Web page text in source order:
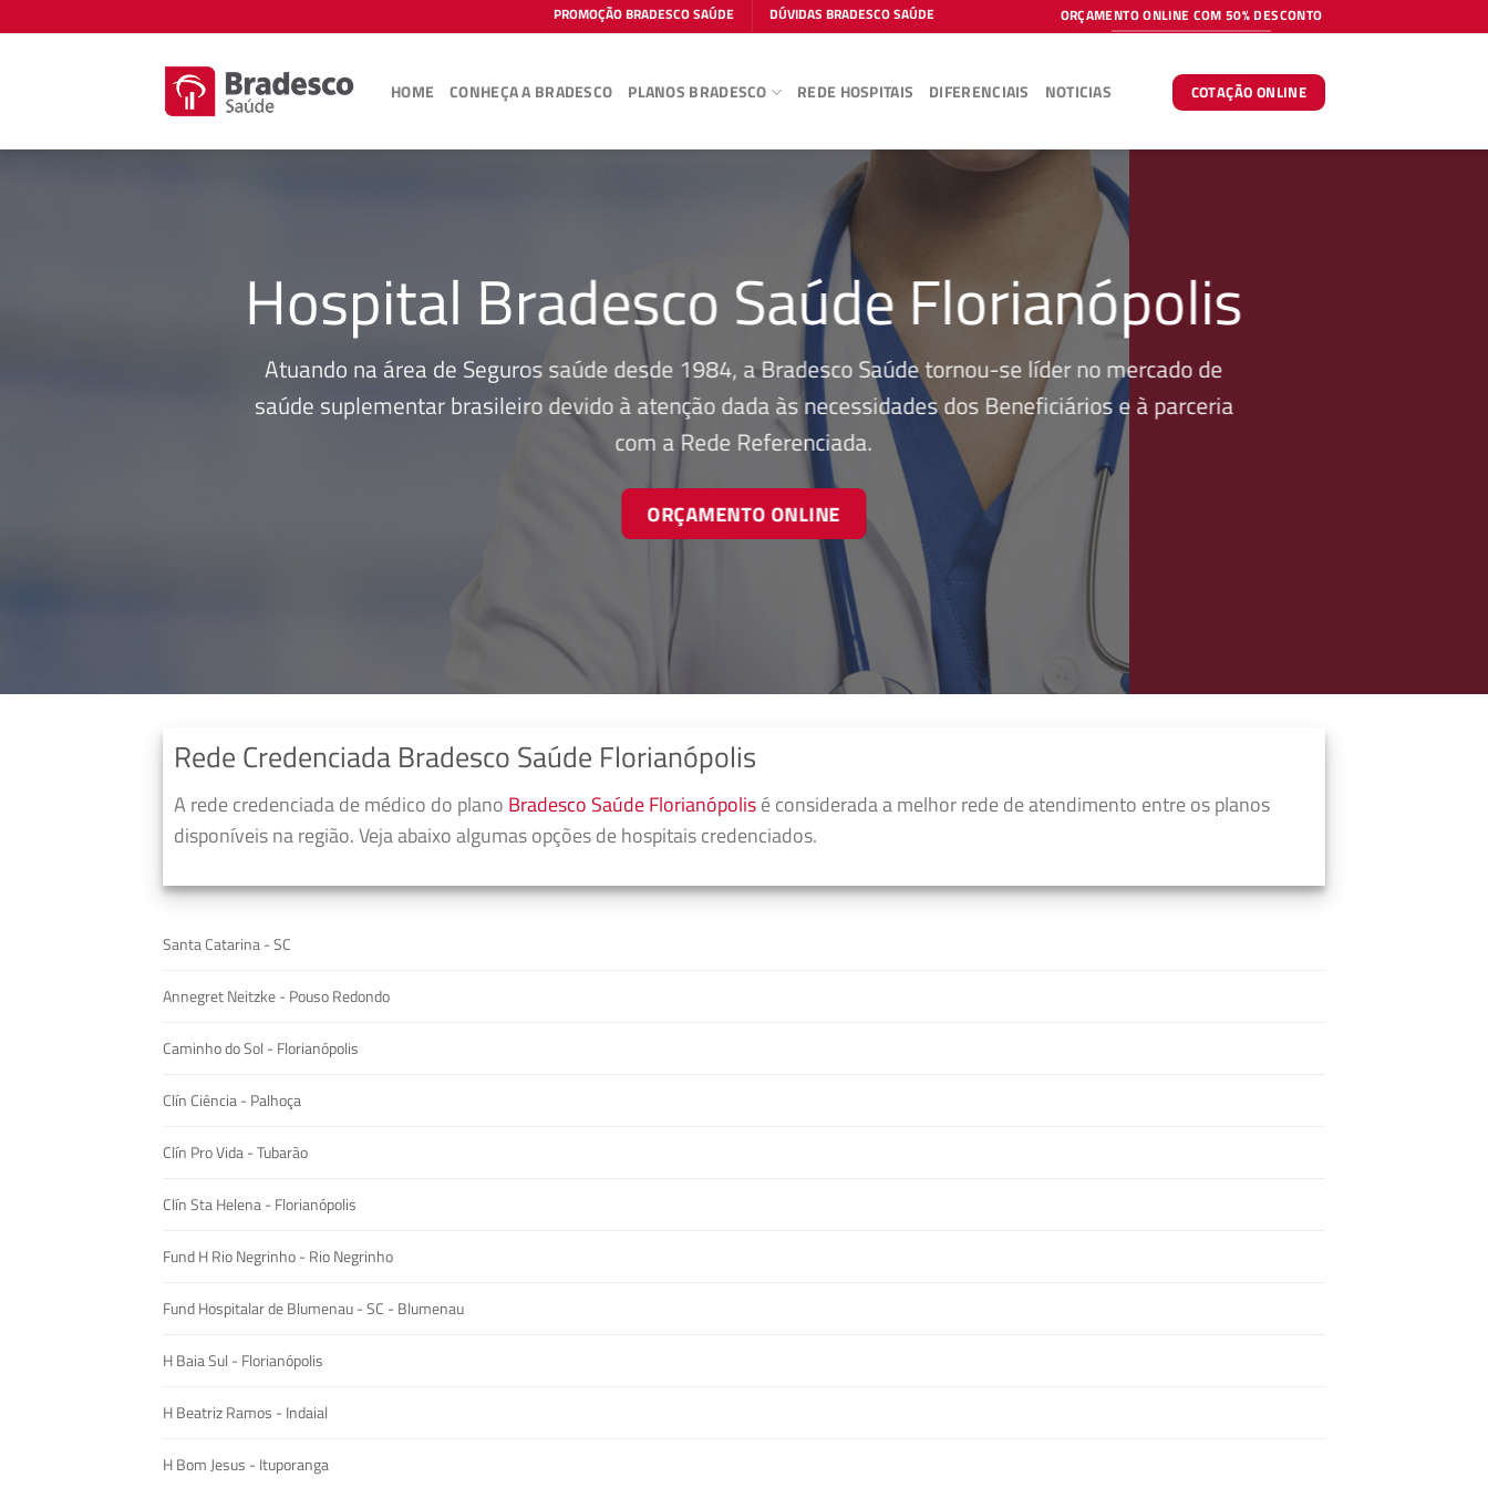
to
PROMOÇÃO BRADESCO SAÚDE DÚVIDAS BRADESCO SAÚDE ORÇAMENTO ONLINE COM 50% DESCONTO
HOME CONHEÇA A BRADESCO PLANOS BRADESCO REDE HOSPITAIS DIFERENCIAIS NOTICIAS COTAÇÃO ONLINE
Hospital Bradesco Saúde Florianópolis
Atuando na área de Seguros saúde desde 1984, a Bradesco Saúde tornou-se líder no mercado de
saúde suplementar brasileiro devido à atenção dada às necessidades dos Beneficiários e à parceria
com a Rede Referenciada.
ORÇAMENTO ONLINE
Rede Credenciada Bradesco Saúde Florianópolis
A rede credenciada de médico do plano Bradesco Saúde Florianópolisé considerada a melhor rede de atendimento entre os planos
disponíveis na região. Veja abaixo algumas opções de hospitais credenciados.
Santa Catarina - SC
Annegret Neitzke - Pouso Redondo
Caminho do Sol - Florianópolis
Clín Ciência - Palhoça
Clín Pro Vida - Tubarão
Clín Sta Helena - Florianópolis
Fund H Rio Negrinho - Rio Negrinho
Fund Hospitalar de Blumenau - SC - Blumenau
H Baia Sul - Florianópolis
H Beatriz Ramos - Indaial
H Bom Jesus - Ituporanga